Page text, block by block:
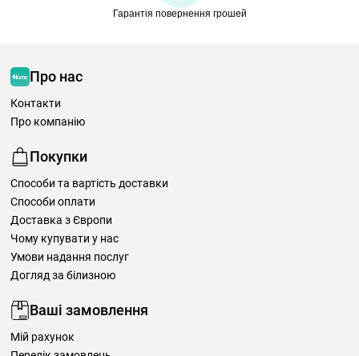
Гарантія повернення грошей
Про нас
Контакти
Про компанію
Покупки
Способи та вартість доставки
Способи оплати
Доставка з Європи
Чому купувати у нас
Умови надання послуг
Догляд за білизною
Ваші замовлення
Мій рахунок